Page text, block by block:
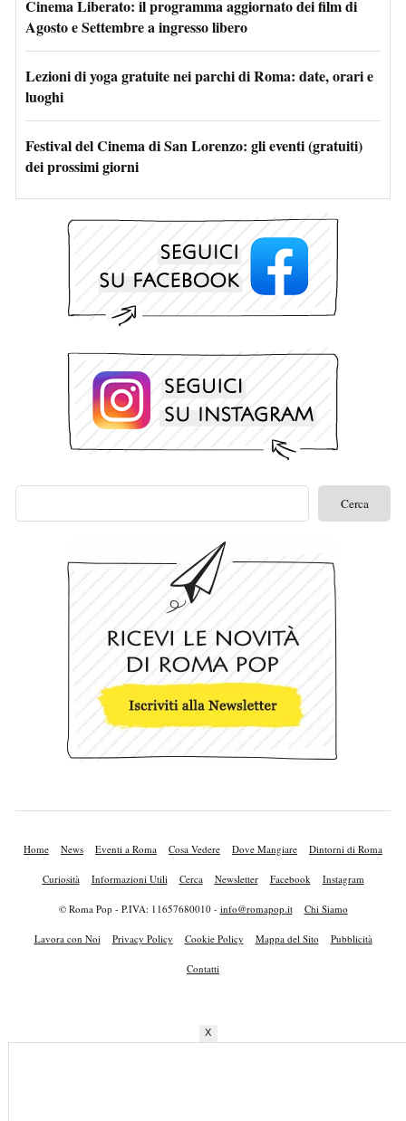
Cinema Liberato: il programma aggiornato dei film di
Agosto e Settembre a ingresso libero
Lezioni di yoga gratuite nei parchi di Roma: date, orari e
luoghi
Festival del Cinema di San Lorenzo: gli eventi (gratuiti)
dei prossimi giorni
Home News Eventi a Roma Cosa Vedere Dove Mangiare Dintorni di Roma
Curiosità Informazioni Utili Cerca Newsletter Facebook Instagram
© Roma Pop - P.IVA: 11657680010 - info@romapop.it Chi Siamo
Lavora con Noi Privacy Policy Cookie Policy Mappa del Sito Pubblicità
Contatti
X